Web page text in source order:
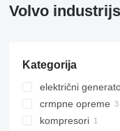
Volvo
Kategorija
električni
diesel
crmpne opreme
motorne pumpe
kompresori